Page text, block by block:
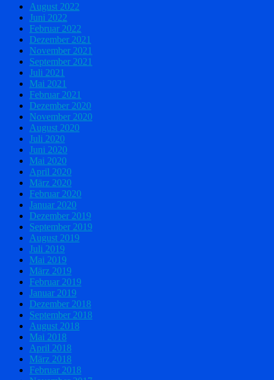
August 2022
Juni 2022
Februar 2022
Dezember 2021
November 2021
September 2021
Juli 2021
Mai 2021
Februar 2021
Dezember 2020
November 2020
August 2020
Juli 2020
Juni 2020
Mai 2020
April 2020
März 2020
Februar 2020
Januar 2020
Dezember 2019
September 2019
August 2019
Juli 2019
Mai 2019
März 2019
Februar 2019
Januar 2019
Dezember 2018
September 2018
August 2018
Mai 2018
April 2018
März 2018
Februar 2018